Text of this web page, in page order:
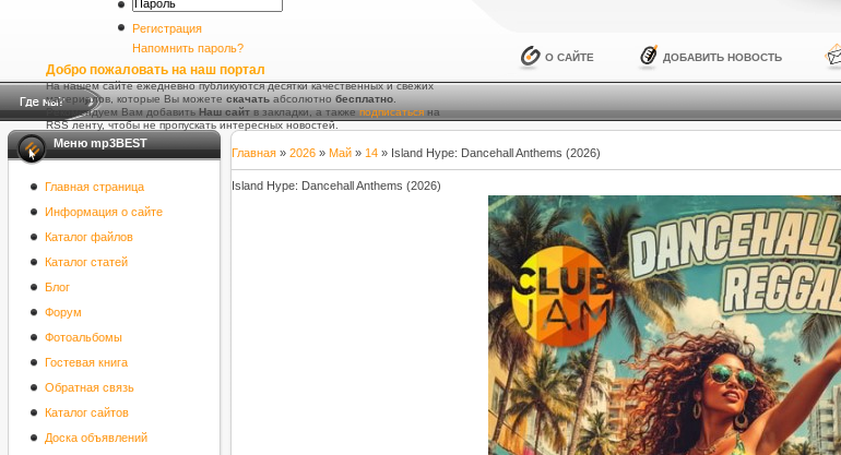
Регистрация
Напомнить пароль?
Добро пожаловать на наш портал
На нашем сайте ежедневно публикуются десятки качественных и свежих
материалов, которые Вы можете скачать абсолютно бесплатно.
Рекомендуем Вам добавитьНаш сайтв закладки, а такжеподписатьсяна
RSS ленту, чтобы не пропускать интересных новостей.
О САЙТЕ ДОБАВИТЬ НОВОСТЬ
Меню mp3BEST
Главная страница
Информация о сайте
Каталог файлов
Каталог статей
Блог
Форум
Фотоальбомы
Гостевая книга
Обратная связь
Каталог сайтов
Доска объявлений
Главная » 2026 » Май » 14 » Island Hype: Dancehall Anthems (2026)
Island Hype: Dancehall Anthems (2026)